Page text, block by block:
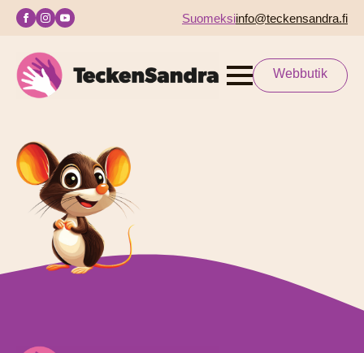
Suomeksiinfo@teckensandra.fi
Webbutik